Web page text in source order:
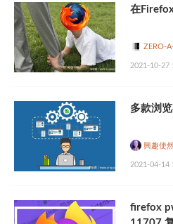
安全资讯
招聘信息
安全活动
在
ZERO-
2021-10-27
多款浏
興趣使
2021-04-14
firefox